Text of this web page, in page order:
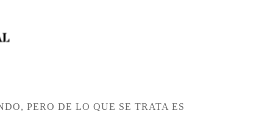
PERO DE LO QUE SE TRATA ES